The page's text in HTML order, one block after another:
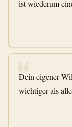
ist wiederum
❝
Dein eigener
wichtiger als